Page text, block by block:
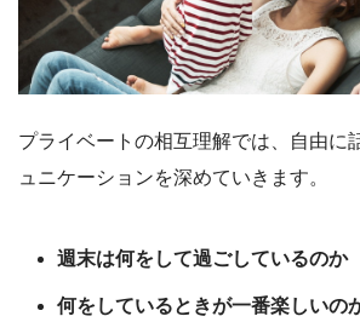
プライベートの相互理解では、自由に
ュニケーションを深めていきます。
週末は何をして過ごしているのか
何をしているときが一番楽しいの